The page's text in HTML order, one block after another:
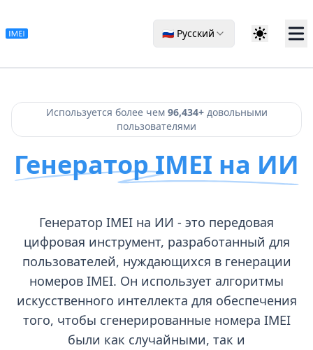
🇷🇺 Русский
Используется более чем 96,434+довольными
пользователями
Генератор IMEI на ИИ
Генератор IMEI на ИИ - это передовая
цифровая инструмент, разработанный для
пользователей, нуждающихся в генерации
номеров IMEI. Он использует алгоритмы
искусственного интеллекта для обеспечения
того, чтобы сгенерированные номера IMEI
были как случайными, так и